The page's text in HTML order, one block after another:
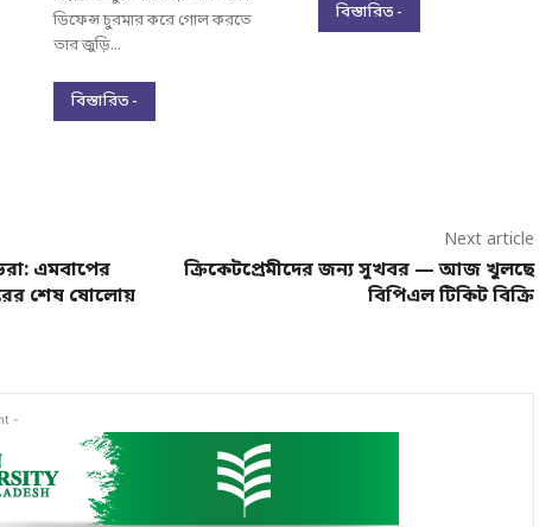
ডিফেন্স চুরমার করে গোল করতে
তার জুড়ি...
বিস্তারিত -
বিস্তারিত -
এমবাপের
শেষ ষোলোয়
Next article
ক্রিকেটপ্রেমীদের জন্য সুখবর — আজ খুলছে
বিপিএল টিকিট বিক্রি
-